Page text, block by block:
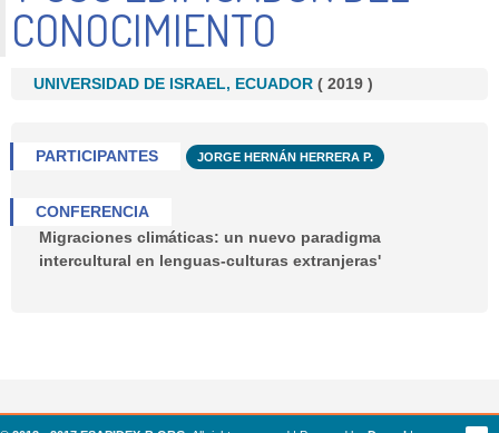
CONOCIMIENTO
UNIVERSIDAD DE ISRAEL, ECUADOR ( 2019 )
PARTICIPANTES JORGE HERNÁN HERRERA P.
CONFERENCIA
Migraciones climáticas: un nuevo paradigma
intercultural en lenguas-culturas extranjeras'